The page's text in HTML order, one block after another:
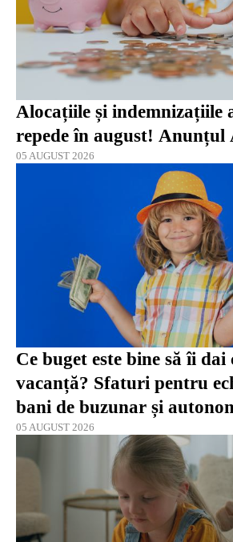
Alocațiile și indemnizațiile
repede în august! Anunțul
05 AUGUST 2026
Ce buget este bine să îi
vacanță? Sfaturi pentru
bani de buzunar și
05 AUGUST 2026